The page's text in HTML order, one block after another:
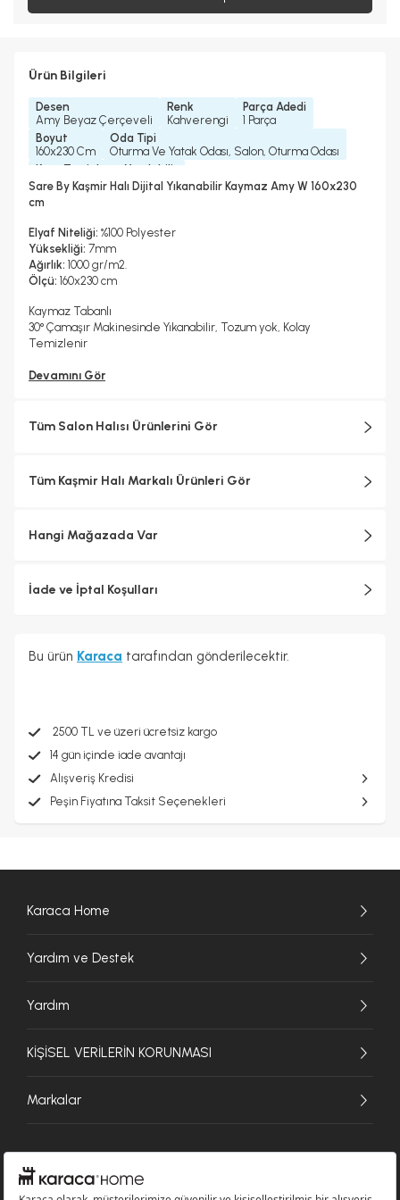
Ürün Bilgileri
Desen
Amy Beyaz Çerçeveli
Renk
Kahverengi
Parça Adedi
1 Parça
Boyut
160x230 Cm
Oda Tipi
Oturma Ve Yatak Odası, Salon, Oturma Odası
Kuru Temizleme Yapılabilir
Hayır
Kurutma Makinesinde Kurutulabilir mi ?
Çamaşır Makinesinde Yıkanabilir mi ?
Evet
Halı Metrekare (M2)
3, 68
Sare By Kaşmir Halı Dijital Yıkanabilir Kaymaz Amy W 160x230
cm
Elyaf Niteliği: %100 Polyester
Yüksekliği: 7mm
Ağırlık: 1000 gr/m2.
Ölçü: 160x230 cm
Kaymaz Tabanlı
30° Çamaşır Makinesinde Yıkanabilir, Tozum yok, Kolay
Temizlenir
Devamını Gör
Tüm Salon Halısı Ürünlerini Gör
Tüm Kaşmir Halı Markalı Ürünleri Gör
Hangi Mağazada Var
İade ve İptal Koşulları
Bu ürün Karaca tarafından gönderilecektir.
2500 TL ve üzeri ücretsiz kargo
14 gün içinde iade avantajı
Alışveriş Kredisi
Peşin Fiyatına Taksit Seçenekleri
Karaca Home
Yardım ve Destek
Yardım
KİŞİSEL VERİLERİN KORUNMASI
Markalar